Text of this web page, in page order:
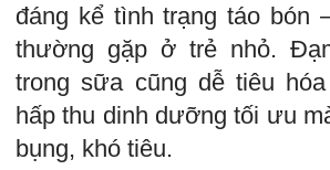
đáng kể tình trạng táo bón
thường gặp ở trẻ nhỏ.
trong sữa cũng dễ tiêu
hấp thu dinh dưỡng tối ưu
bụng, khó tiêu.